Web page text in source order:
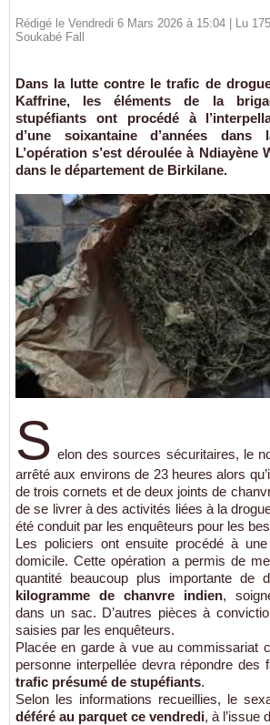
Rédigé le Vendredi 6 Mars 2026 à 15:04 | Lu
Soukabé Fall
Dans la lutte contre le trafic de
Kaffrine, les éléments de la
stupéfiants ont procédé à
d’une soixantaine d’années
L’opération s’est déroulée à Ndiayène
dans le département de Birkilane.
S elon des sources sécuritaires, le
arrêté aux environs de 23 heures alors
de trois cornets et de deux joints de
de se livrer à des activités liées à la
été conduit par les enquêteurs pour les
Les policiers ont ensuite procédé à
domicile. Cette opération a permis de
quantité beaucoup plus importante de
kilogramme de chanvre indien,
dans un sac. D’autres pièces à
saisies par les enquêteurs.
Placée en garde à vue au commissariat
personne interpellée devra répondre des
trafic présumé de stupéfiants.
Selon les informations recueillies, le
déféré au parquet ce vendredi, à l’issue